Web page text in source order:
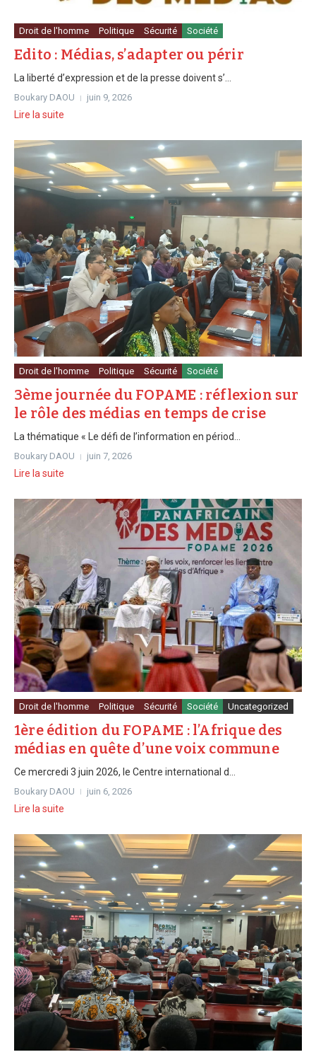
Droit de l'homme Politique Sécurité Société
Edito : Médias, s’adapter ou périr
La liberté d’expression et de la presse doivent s’...
Boukary DAOU juin 9, 2026
Lire la suite
Droit de l'homme Politique Sécurité Société
3ème journée du FOPAME : réflexion sur
le rôle des médias en temps de crise
La thématique « Le défi de l’information en périod...
Boukary DAOU juin 7, 2026
Lire la suite
Droit de l'homme Politique Sécurité Société Uncategorized
1ère édition du FOPAME : l’Afrique des
médias en quête d’une voix commune
Ce mercredi 3 juin 2026, le Centre international d...
Boukary DAOU juin 6, 2026
Lire la suite